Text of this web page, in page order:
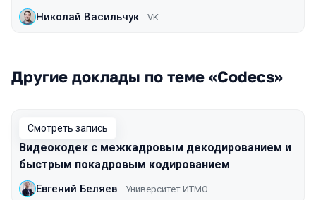
Николай Васильчук VK
Другие доклады по теме «Codecs»
Смотреть запись
Видеокодек с межкадровым декодированием и
быстрым покадровым кодированием
Евгений Беляев Университет ИТМО